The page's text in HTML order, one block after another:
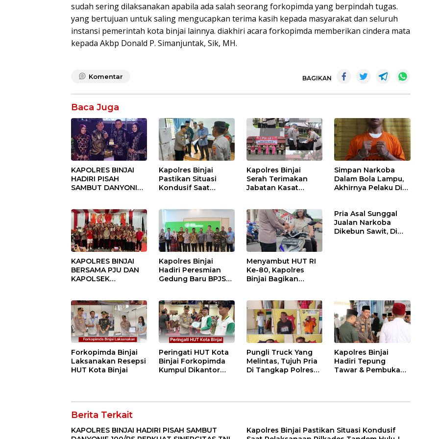
sudah sering dilaksanakan apabila ada salah seorang forkopimda yang berpindah tugas.
yang bertujuan untuk saling mengucapkan terima kasih kepada masyarakat dan seluruh
instansi pemerintah kota binjai lainnya. diakhiri acara forkopimda memberikan cindera mata
kepada Akbp Donald P. Simanjuntak, Sik, MH.
Komentar BAGIKAN
Baca Juga
KAPOLRES BINJAI
HADIRI PISAH
SAMBUT DANYONIF
POLRI
Kapolres Binjai
Pastikan Situasi
Kondusif Saat
Hulu-I
Kapolres Binjai
Serah Terimakan
Jabatan Kasat
Utara
Simpan Narkoba
Dalam Bola Lampu,
Akhirnya Pelaku Di
KAPOLRES BINJAI
BERSAMA PJU DAN
KAPOLSEK
BINJAI
Kapolres Binjai
Hadiri Peresmian
Gedung Baru BPJS
Perlindungan
Menyeluruh bagi
Pekerja”
Menyambut HUT RI
Ke-80, Kapolres
Binjai Bagikan
Pria Asal Sunggal
Jualan Narkoba
Dikebun Sawit, Di
Forkopimda Binjai
Laksanakan Resepsi
HUT Kota Binjai
Peringati HUT Kota
Binjai Forkopimda
Kumpul Dikantor
Pungli Truck Yang
Melintas, Tujuh Pria
Di Tangkap Polres
Kapolres Binjai
Hadiri Tepung
Tawar & Pembukaan
Berita Terkait
KAPOLRES BINJAI HADIRI PISAH SAMBUT
Kapolres Binjai Pastikan Situasi Kondusif